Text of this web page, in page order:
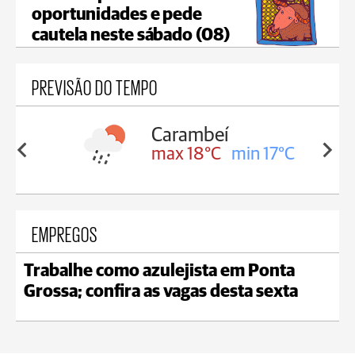
oportunidades e pede
cautela neste sábado (08)
PREVISÃO DO TEMPO
18°C
Carambeí
max 18°C min 17°C
EMPREGOS
Trabalhe como azulejista em Ponta
Grossa; confira as vagas desta sexta